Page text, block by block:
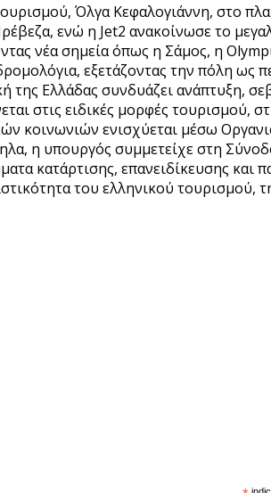
Όλγα Κεφαλογιάννη, στο
ενώ η Jet2 ανακοίνωσε το
νέα σημεία όπως η Σάμος, η
εξετάζοντας την πόλη ως
της Ελλάδας συνδυάζει ανάπτυξη,
στις ειδικές μορφές τουρισμού,
κοινωνιών ενισχύεται μέσω
η υπουργός συμμετείχε στη
κατάρτισης, επανειδίκευσης και
του ελληνικού τουρισμού,